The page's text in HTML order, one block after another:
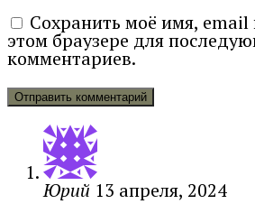
Сохранить моё имя, email
этом браузере для
комментариев.
Юрий 13 апреля, 2024